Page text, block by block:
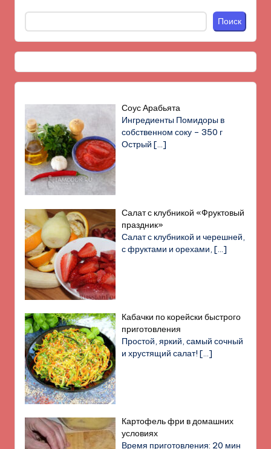
Поиск
Соус Арабьята
Ингредиенты Помидоры в
собственном соку – 350 г
Острый[…]
Салат с клубникой «Фруктовый
праздник»
Салат с клубникой и черешней,
с фруктами и орехами,[…]
Кабачки по корейски быстрого
приготовления
Простой, яркий, самый сочный
и хрустящий салат![…]
Картофель фри в домашних
условиях
Время приготовления: 20 мин